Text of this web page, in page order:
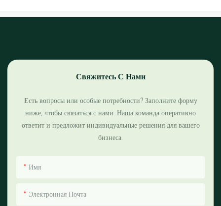
Свяжитесь С Нами
Есть вопросы или особые потребности? Заполните форму
ниже, чтобы связаться с нами. Наша команда оперативно
ответит и предложит индивидуальные решения для вашего
бизнеса.
Имя
Электронная Почта